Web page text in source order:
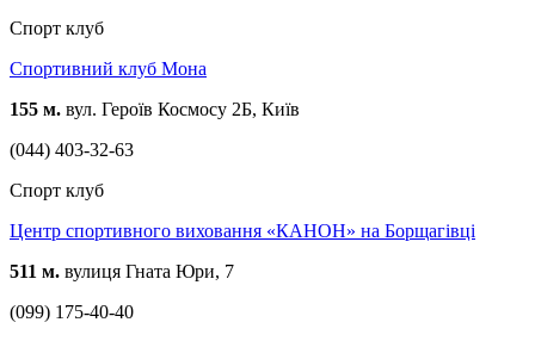
Спорт клуб
Спортивний клуб Мона
155 м. вул. Героїв Космосу 2Б, Київ
(044) 403-32-63
Спорт клуб
Центр спортивного виховання «КАНОН» на Борщагівці
511 м. вулиця Гната Юри, 7
(099) 175-40-40